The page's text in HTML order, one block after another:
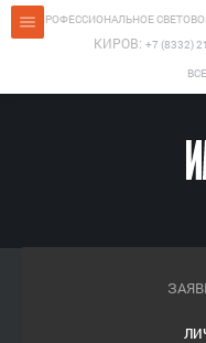
ПРОФЕССИОНАЛЬНОЕ
КИРОВ: +7 (8332)